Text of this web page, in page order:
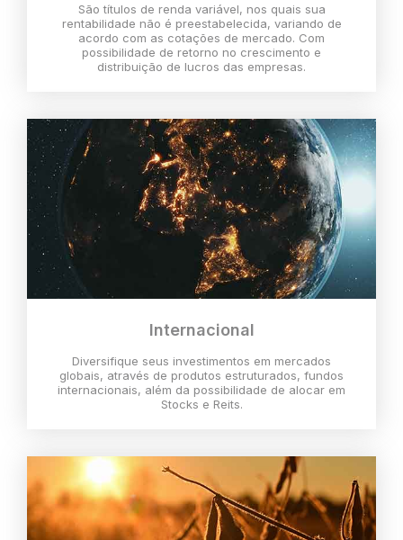
São títulos de renda variável, nos quais sua
rentabilidade não é preestabelecida, variando de
acordo com as cotações de mercado. Com
possibilidade de retorno no crescimento e
distribuição de lucros das empresas.
Internacional
Diversifique seus investimentos em mercados
globais, através de produtos estruturados, fundos
internacionais, além da possibilidade de alocar em
Stocks e Reits.